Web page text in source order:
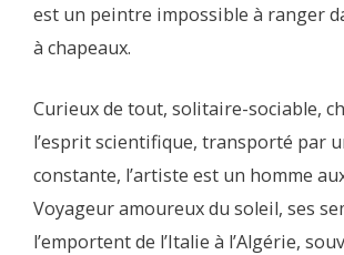
est un peintre impossible à ranger
à chapeaux.
Curieux de tout, solitaire-sociable,
l’esprit scientifique, transporté par
constante, l’artiste est un homme
Voyageur amoureux du soleil, ses
l’emportent de l’Italie à l’Algérie,